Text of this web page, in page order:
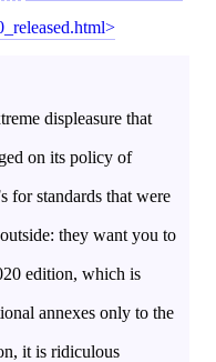
displeasure that
on its policy of
for standards that were
they want you to
edition, which is
annexes only to the
it is ridiculous